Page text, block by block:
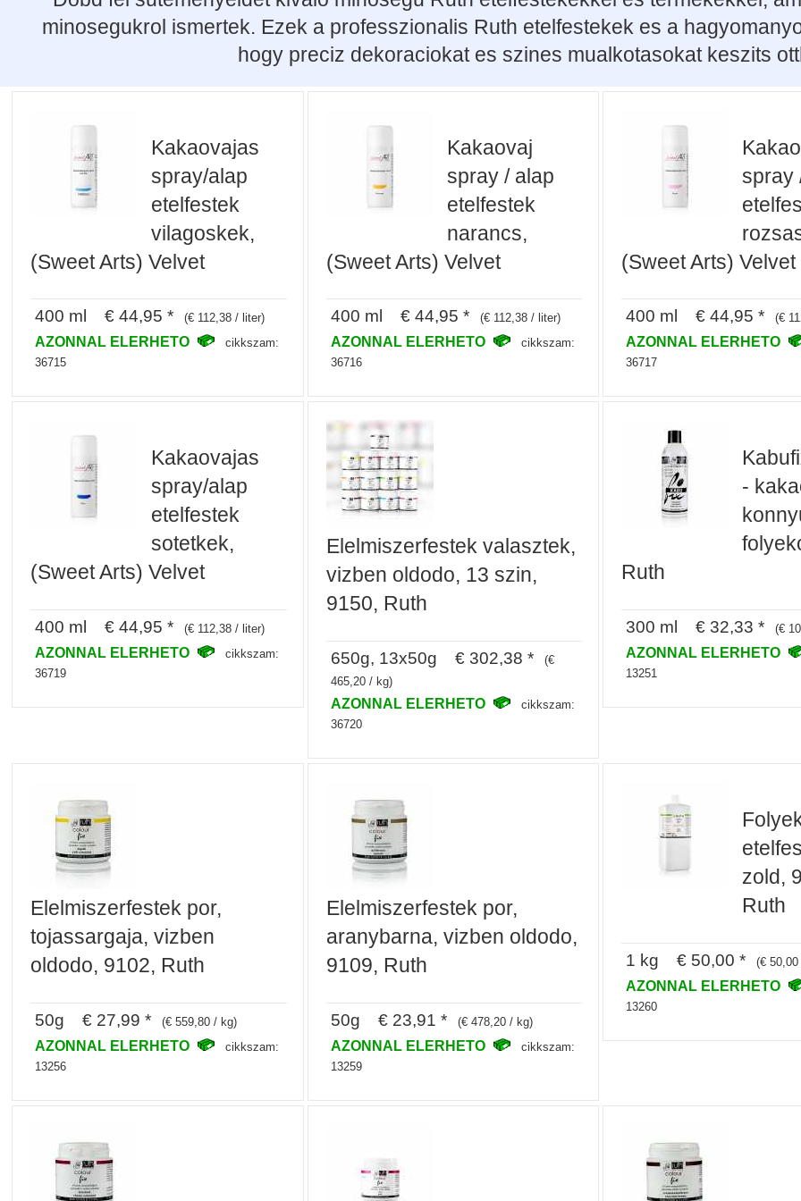
minosegukrol ismertek. Ezek a professzionalis Ruth etelfestekek es a
hogy preciz dekoraciokat es szines mualkotasokat keszits
Kakaovajas
spray/alap
etelfestek
vilagoskek,
(Sweet Arts) Velvet
400 ml € 44,95 * (€ 112,38 / liter)
AZONNAL ELERHETO
cikkszam:
36715
Kakaovaj
spray / alap
etelfestek
narancs,
(Sweet Arts) Velvet
400 ml € 44,95 * (€ 112,38 / liter)
AZONNAL ELERHETO
cikkszam:
36716
spray
(Sweet Arts) Velvet
400 ml € 44,95 * (€
AZONNAL ELERHETO
36717
Kakaovajas
spray/alap
etelfestek
sotetkek,
(Sweet Arts) Velvet
400 ml € 44,95 * (€ 112,38 / liter)
AZONNAL ELERHETO
cikkszam:
36719
Elelmiszerfestek valasztek,
vizben oldodo, 13 szin,
9150, Ruth
650g, 13x50g € 302,38 *
(€
465,20 / kg)
AZONNAL ELERHETO
cikkszam:
36720
-
Ruth
300 ml € 32,33 * (€
AZONNAL ELERHETO
13251
Elelmiszerfestek por,
tojassargaja, vizben
oldodo, 9102, Ruth
50g € 27,99 * (€ 559,80 / kg)
AZONNAL ELERHETO
cikkszam:
13256
Elelmiszerfestek por,
aranybarna, vizben oldodo,
9109, Ruth
50g € 23,91 * (€ 478,20 / kg)
AZONNAL ELERHETO
cikkszam:
13259
zold,
Ruth
1 kg € 50,00 * (€
AZONNAL ELERHETO
13260